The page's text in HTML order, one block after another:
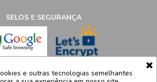
SELOS E SEGURANÇA
Eireli | CNPJ: 19.316.833/0009-41
e outras tecnologias semelhantes